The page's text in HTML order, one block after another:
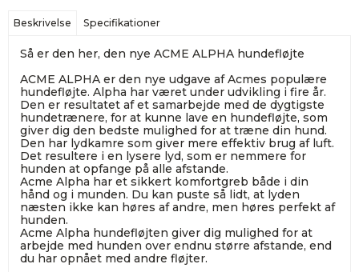
Beskrivelse Specifikationer
Så er den her, den nye ACME ALPHA hundefløjte
ACME ALPHA er den nye udgave af Acmes populære
hundefløjte. Alpha har været under udvikling i fire år.
Den er resultatet af et samarbejde med de dygtigste
hundetrænere, for at kunne lave en hundefløjte, som
giver dig den bedste mulighed for at træne din hund.
Den har lydkamre som giver mere effektiv brug af luft.
Det resultere i en lysere lyd, som er nemmere for
hunden at opfange på alle afstande.
Acme Alpha har et sikkert komfortgreb både i din
hånd og i munden. Du kan puste så lidt, at lyden
næsten ikke kan høres af andre, men høres perfekt af
hunden.
Acme Alpha hundefløjten giver dig mulighed for at
arbejde med hunden over endnu større afstande, end
du har opnået med andre fløjter.